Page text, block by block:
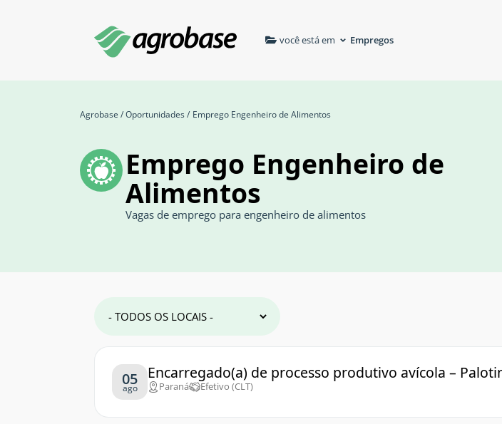
você está em Empregos
Agrobase /Oportunidades/ Emprego Engenheiro de Alimentos
Emprego Engenheiro de
Alimentos
Vagas de emprego para engenheiro de alimentos
05
ago
Encarregado(a) de processo produtivo avícola –
Paraná Efetivo (CLT)